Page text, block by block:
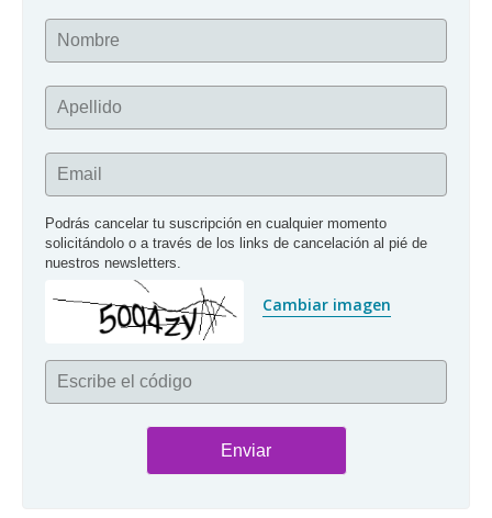
Nombre
Apellido
Email
Podrás cancelar tu suscripción en cualquier momento
solicitándolo o a través de los links de cancelación al pié de
nuestros newsletters.
Cambiar imagen
Escribe el código